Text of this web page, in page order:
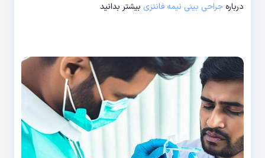
درباره جراحی بینی نیمه فانتزی بیشتر بدانید